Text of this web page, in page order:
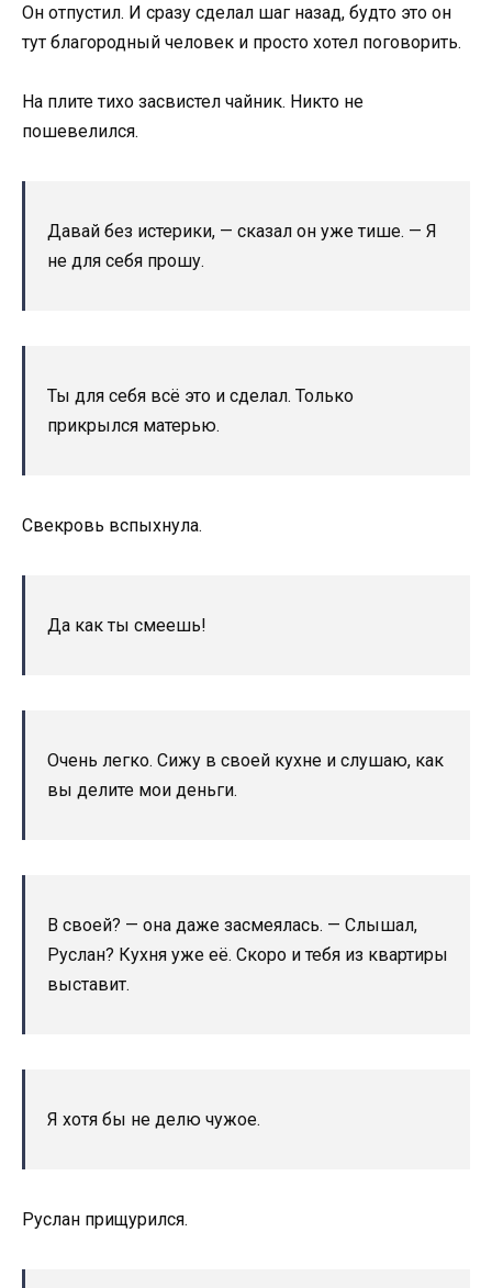
Он отпустил. И сразу сделал шаг назад, будто это он
тут благородный человек и просто хотел поговорить.
На плите тихо засвистел чайник. Никто не
пошевелился.
Давай без истерики, — сказал он уже тише. — Я
не для себя прошу.
Ты для себя всё это и сделал. Только
прикрылся матерью.
Свекровь вспыхнула.
Да как ты смеешь!
Очень легко. Сижу в своей кухне и слушаю, как
вы делите мои деньги.
В своей? — она даже засмеялась. — Слышал,
Руслан? Кухня уже её. Скоро и тебя из квартиры
выставит.
Я хотя бы не делю чужое.
Руслан прищурился.